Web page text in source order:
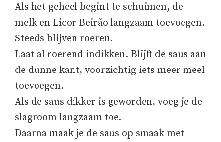
Als het geheel begint te schuimen, de
melk en Licor Beirão langzaam toevoegen.
Steeds blijven roeren.
Laat al roerend indikken. Blijft de saus aan
de dunne kant, voorzichtig iets meer meel
toevoegen.
Als de saus dikker is geworden, voeg je de
slagroom langzaam toe.
Daarna maak je de saus op smaak met